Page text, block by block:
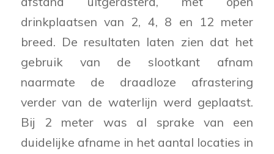
drinkplaatsen van 2, 4, 8 en 12 meter
breed. De resultaten laten zien dat het
gebruik van de slootkant afnam
naarmate de draadloze afrastering
verder van de waterlijn werd geplaatst.
Bij 2 meter was al sprake van een
duidelijke afname in het aantal locaties in